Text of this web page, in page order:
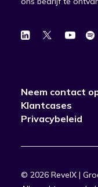
Neem contact
Klantcases
Privacybeleid
© 2026 RevelX |